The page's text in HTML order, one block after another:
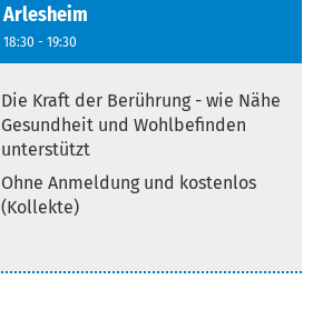
Arlesheim
18:30 - 19:30
Die Kraft der Berührung - wie Nähe
Gesundheit und Wohlbefinden
unterstützt
Ohne Anmeldung und kostenlos
(Kollekte)